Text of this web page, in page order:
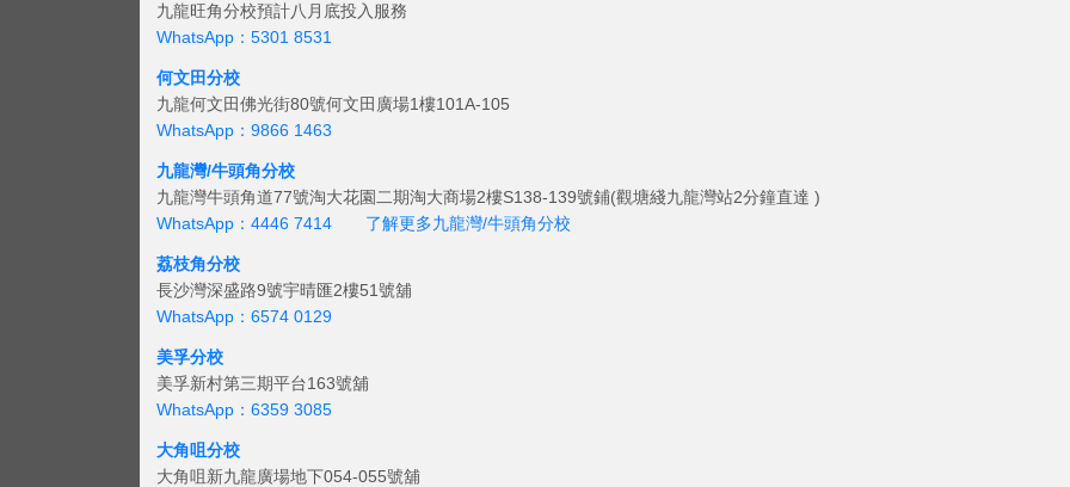
九龍旺角分校預計八月底投入服務
WhatsApp：5301 8531
何文田分校
九龍何文田佛光街80號何文田廣場1樓101A-105
WhatsApp：9866 1463
九龍灣/牛頭角分校
九龍灣牛頭角道77號淘大花園二期淘大商場2樓S138-139號鋪(觀塘綫九龍灣站2分鐘直達 )
WhatsApp：4446 7414
了解更多九龍灣/牛頭角分校
荔枝角分校
長沙灣深盛路9號宇晴匯2樓51號舖
WhatsApp：6574 0129
美孚分校
美孚新村第三期平台163號舖
WhatsApp：6359 3085
大角咀分校
大角咀新九龍廣場地下054-055號舖